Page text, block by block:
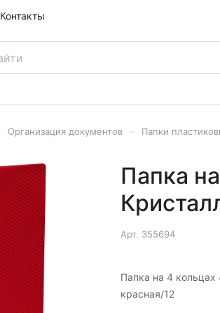
Контакты
Организация документов Папки
Папка
Арт. 355694
Папка на 4
красная/12